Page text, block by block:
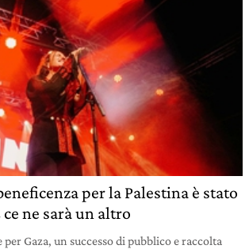
per la Palestina è stato
ce ne sarà un altro
Gaza, un successo di pubblico e raccolta